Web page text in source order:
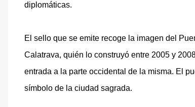
diplomáticas.
El sello que se emite recoge la imagen del
Calatrava, quién lo construyó entre 2005 y
entrada a la parte occidental de la misma. El
símbolo de la ciudad sagrada.